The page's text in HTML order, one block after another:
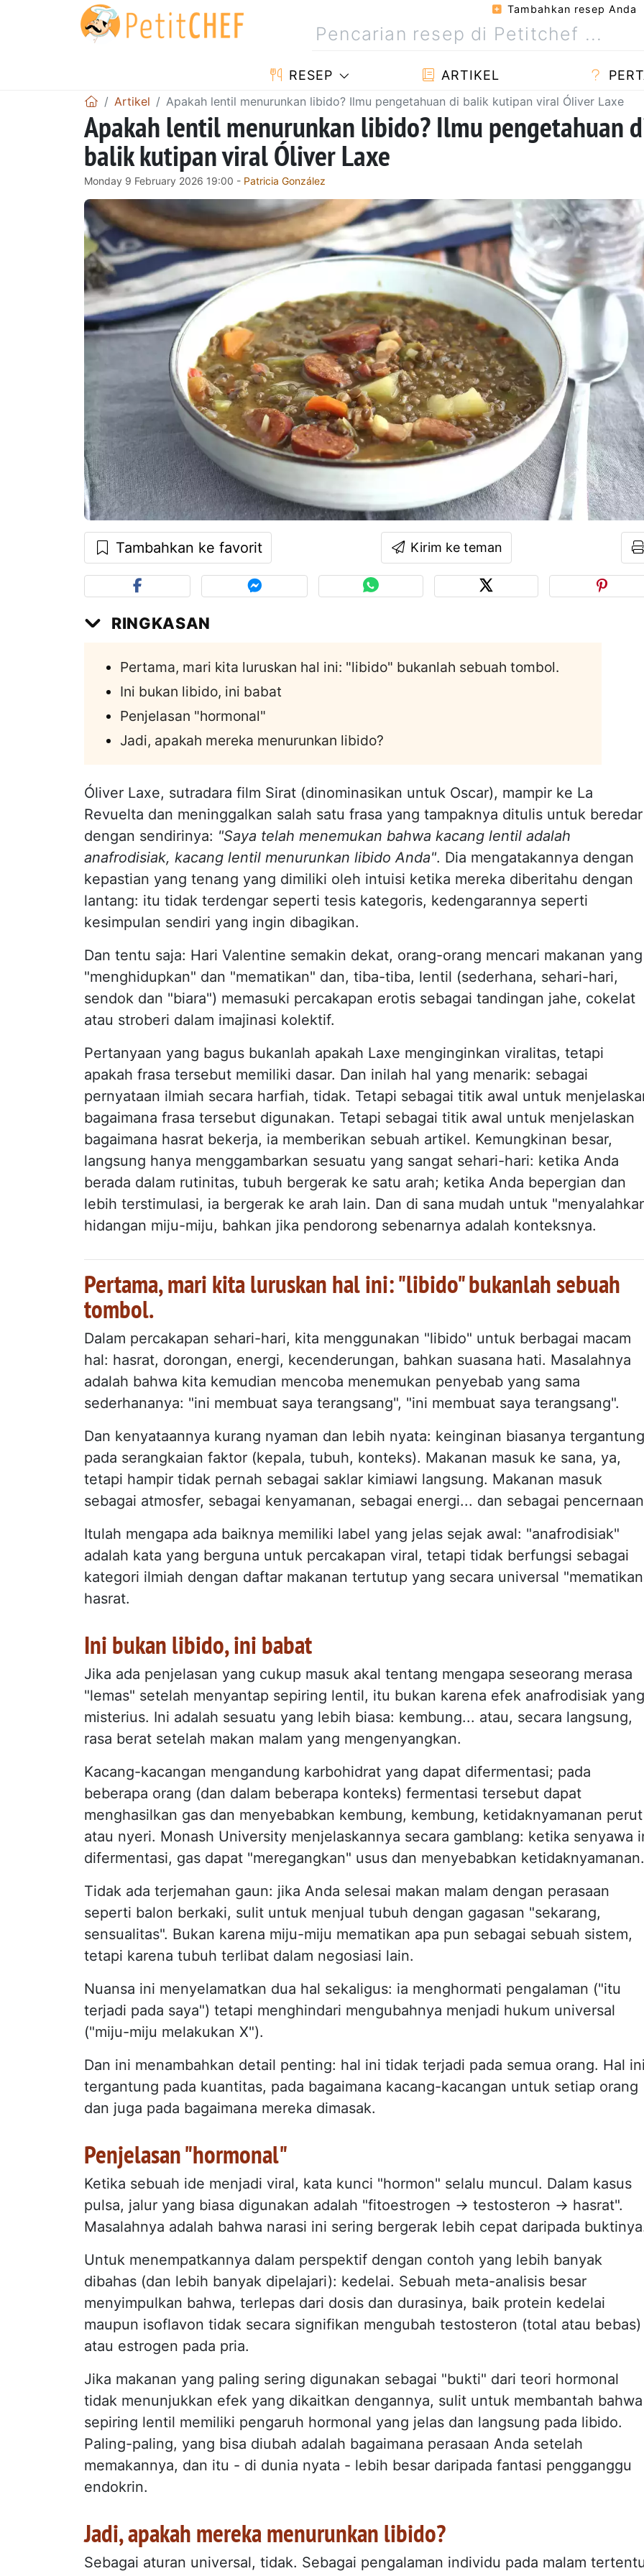
Tambahkan resep Anda
RESEP ARTIKEL
Artikel Apakah lentil menurunkan libido? Ilmu pengetahuan di balik kutipan viral Óliver Laxe
Apakah lentil menurunkan libido? Ilmu pengetahuan
balik kutipan viral Óliver Laxe
Monday 9 February 2026 19:00 - Patricia González
Tambahkan ke favorit Kirim ke teman
RINGKASAN
Pertama, mari kita luruskan hal ini: "libido" bukanlah sebuah tombol.
Ini bukan libido, ini babat
Penjelasan "hormonal"
Jadi, apakah mereka menurunkan libido?
Óliver Laxe, sutradara film Sirat (dinominasikan untuk Oscar), mampir ke La
Revuelta dan meninggalkan salah satu frasa yang tampaknya ditulis untuk beredar
dengan sendirinya: "Saya telah menemukan bahwa kacang lentil adalah
anafrodisiak, kacang lentil menurunkan libido Anda". Dia mengatakannya dengan
kepastian yang tenang yang dimiliki oleh intuisi ketika mereka diberitahu dengan
lantang: itu tidak terdengar seperti tesis kategoris, kedengarannya seperti
kesimpulan sendiri yang ingin dibagikan.
Dan tentu saja: Hari Valentine semakin dekat, orang-orang mencari makanan yang
"menghidupkan" dan "mematikan" dan, tiba-tiba, lentil (sederhana, sehari-hari,
sendok dan "biara") memasuki percakapan erotis sebagai tandingan jahe, cokelat
atau stroberi dalam imajinasi kolektif.
Pertanyaan yang bagus bukanlah apakah Laxe menginginkan viralitas, tetapi
apakah frasa tersebut memiliki dasar. Dan inilah hal yang menarik: sebagai
pernyataan ilmiah secara harfiah, tidak. Tetapi sebagai titik awal untuk
bagaimana frasa tersebut digunakan. Tetapi sebagai titik awal untuk menjelaskan
bagaimana hasrat bekerja, ia memberikan sebuah artikel. Kemungkinan besar,
langsung hanya menggambarkan sesuatu yang sangat sehari-hari: ketika Anda
berada dalam rutinitas, tubuh bergerak ke satu arah; ketika Anda bepergian dan
lebih terstimulasi, ia bergerak ke arah lain. Dan di sana mudah untuk
hidangan miju-miju, bahkan jika pendorong sebenarnya adalah konteksnya.
Pertama, mari kita luruskan hal ini: "libido" bukanlah sebuah
tombol.
Dalam percakapan sehari-hari, kita menggunakan "libido" untuk berbagai macam
hal: hasrat, dorongan, energi, kecenderungan, bahkan suasana hati. Masalahnya
adalah bahwa kita kemudian mencoba menemukan penyebab yang sama
sederhananya: "ini membuat saya terangsang", "ini membuat saya terangsang".
Dan kenyataannya kurang nyaman dan lebih nyata: keinginan biasanya tergantung
pada serangkaian faktor (kepala, tubuh, konteks). Makanan masuk ke sana, ya,
tetapi hampir tidak pernah sebagai saklar kimiawi langsung. Makanan masuk
sebagai atmosfer, sebagai kenyamanan, sebagai energi... dan sebagai
Itulah mengapa ada baiknya memiliki label yang jelas sejak awal: "anafrodisiak"
adalah kata yang berguna untuk percakapan viral, tetapi tidak berfungsi sebagai
kategori ilmiah dengan daftar makanan tertutup yang secara universal
hasrat.
Ini bukan libido, ini babat
Jika ada penjelasan yang cukup masuk akal tentang mengapa seseorang merasa
"lemas" setelah menyantap sepiring lentil, itu bukan karena efek anafrodisiak yang
misterius. Ini adalah sesuatu yang lebih biasa: kembung... atau, secara langsung,
rasa berat setelah makan malam yang mengenyangkan.
Kacang-kacangan mengandung karbohidrat yang dapat difermentasi; pada
beberapa orang (dan dalam beberapa konteks) fermentasi tersebut dapat
menghasilkan gas dan menyebabkan kembung, kembung, ketidaknyamanan perut
atau nyeri. Monash University menjelaskannya secara gamblang: ketika senyawa
difermentasi, gas dapat "meregangkan" usus dan menyebabkan ketidaknyamanan.
Tidak ada terjemahan gaun: jika Anda selesai makan malam dengan perasaan
seperti balon berkaki, sulit untuk menjual tubuh dengan gagasan "sekarang,
sensualitas". Bukan karena miju-miju mematikan apa pun sebagai sebuah sistem,
tetapi karena tubuh terlibat dalam negosiasi lain.
Nuansa ini menyelamatkan dua hal sekaligus: ia menghormati pengalaman ("itu
terjadi pada saya") tetapi menghindari mengubahnya menjadi hukum universal
("miju-miju melakukan X").
Dan ini menambahkan detail penting: hal ini tidak terjadi pada semua orang. Hal
tergantung pada kuantitas, pada bagaimana kacang-kacangan untuk setiap orang
dan juga pada bagaimana mereka dimasak.
Penjelasan "hormonal"
Ketika sebuah ide menjadi viral, kata kunci "hormon" selalu muncul. Dalam kasus
pulsa, jalur yang biasa digunakan adalah "fitoestrogen → testosteron → hasrat".
Masalahnya adalah bahwa narasi ini sering bergerak lebih cepat daripada
Untuk menempatkannya dalam perspektif dengan contoh yang lebih banyak
dibahas (dan lebih banyak dipelajari): kedelai. Sebuah meta-analisis besar
menyimpulkan bahwa, terlepas dari dosis dan durasinya, baik protein kedelai
maupun isoflavon tidak secara signifikan mengubah testosteron (total atau bebas)
atau estrogen pada pria.
Jika makanan yang paling sering digunakan sebagai "bukti" dari teori hormonal
tidak menunjukkan efek yang dikaitkan dengannya, sulit untuk membantah bahwa
sepiring lentil memiliki pengaruh hormonal yang jelas dan langsung pada libido.
Paling-paling, yang bisa diubah adalah bagaimana perasaan Anda setelah
memakannya, dan itu - di dunia nyata - lebih besar daripada fantasi pengganggu
endokrin.
Jadi, apakah mereka menurunkan libido?
Sebagai aturan universal, tidak. Sebagai pengalaman individu pada malam